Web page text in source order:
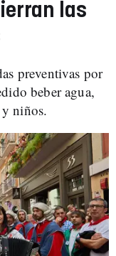
las
preventivas por
beber agua,
niños.